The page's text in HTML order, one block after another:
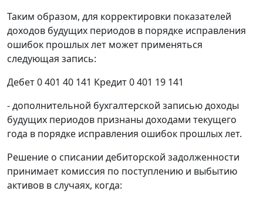
Таким образом, для корректировки показателей
доходов будущих периодов в порядке исправления
ошибок прошлых лет может применяться
следующая запись:
Дебет 0 401 40 141 Кредит 0 401 19 141
- дополнительной бухгалтерской записью доходы
будущих периодов признаны доходами текущего
года в порядке исправления ошибок прошлых лет.
Решение о списании дебиторской задолженности
принимает комиссия по поступлению и выбытию
активов в случаях, когда: